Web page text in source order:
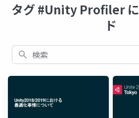
タグ #Unity Profiler
ド
検索